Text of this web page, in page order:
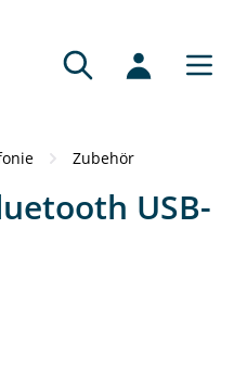
Zubehör
USB-